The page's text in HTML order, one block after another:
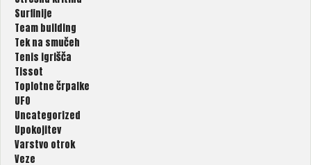
Surfinije
Team building
Tek na smučeh
Tenis igrišča
Tissot
Toplotne črpalke
UFO
Uncategorized
Upokojitev
Varstvo otrok
Veze